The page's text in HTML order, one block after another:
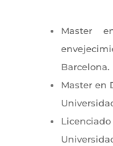
Master
Barcelona.
Master en